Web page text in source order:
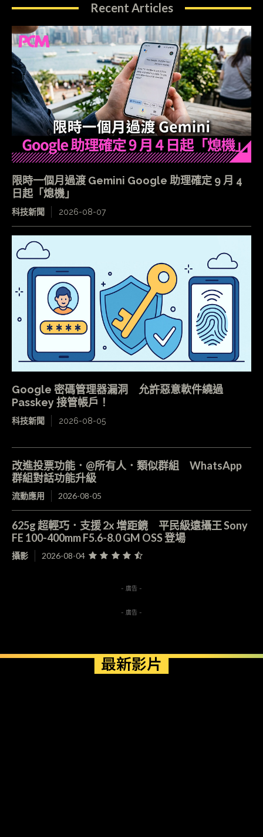
Recent Articles
限時一個月過渡 Gemini Google 助理確定 9 月 4
日起「熄機」
科技新聞 2026-08-07
Google 密碼管理器漏洞 允許惡意軟件繞過
Passkey 接管帳戶！
科技新聞 2026-08-05
改進投票功能．@所有人．類似群組 WhatsApp
群組對話功能升級
流動應用 2026-08-05
625g 超輕巧．支援 2x 增距鏡 平民級遠攝王 Sony
FE 100-400mm F5.6-8.0 GM OSS 登場
攝影 2026-08-04
- 廣告 -
- 廣告 -
最新影片